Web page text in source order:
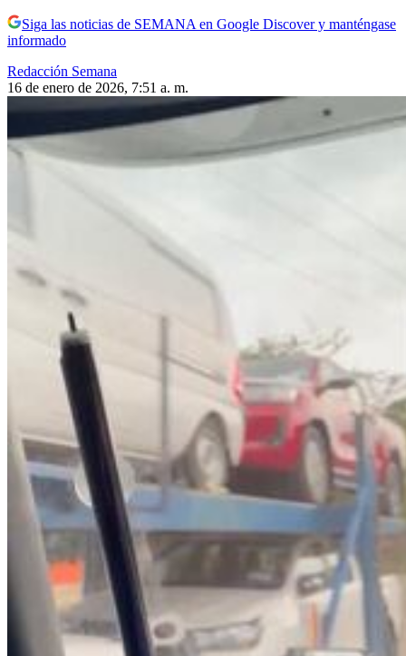
Siga las noticias de SEMANA en Google Discover y manténgase
informado
Redacción Semana
16 de enero de 2026, 7:51 a. m.